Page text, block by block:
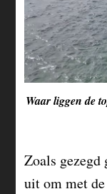
Waar liggen de
Zoals
uit om met